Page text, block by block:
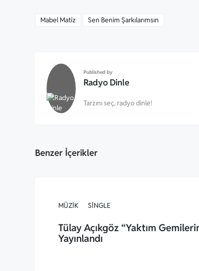
Mabel Matiz Sen Benim Şarkılarımsın
Published by
Radyo Dinle
Tarzını seç, radyo dinle!
Benzer İçerikler
MÜZIK SINGLE
Tülay Açıkgöz “Yaktım
Yayınlandı